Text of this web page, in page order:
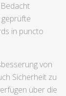
in puncto
von
Sicherheit zu
über die